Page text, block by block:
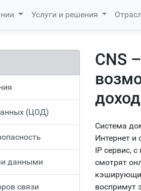
Услуги и решения
(ЦОД)
данными
связи
CNS
Система
Интернет и
IP сервис,
смотрят
воспримут